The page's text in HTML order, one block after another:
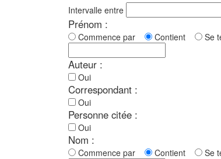
Intervalle entre
Prénom :
Commence par Contient Se
Auteur :
Oui
Correspondant :
Oui
Personne citée :
Oui
Nom :
Commence par Contient Se